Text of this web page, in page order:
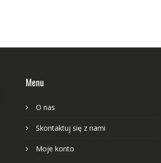
Menu
O nas
Skontaktuj się z nami
Moje konto